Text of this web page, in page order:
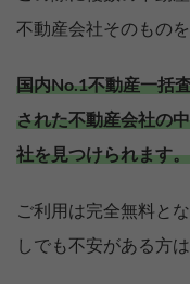
不動産会社そのもの
国内No.1不動産一括
された不動産会社の
社を見つけられます。
ご利用は完全無料と
しでも不安がある方